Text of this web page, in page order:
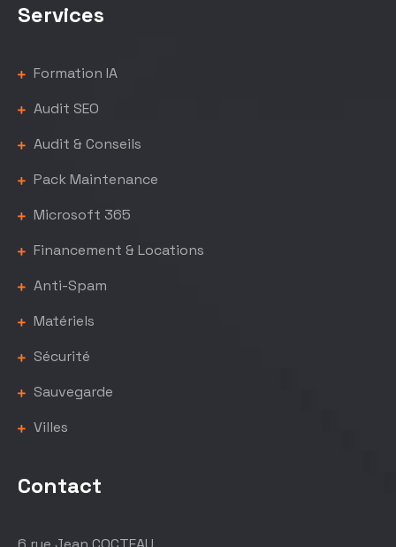
Services
Formation IA
Audit SEO
Audit & Conseils
Pack Maintenance
Microsoft 365
Financement & Locations
Anti-Spam
Matériels
Sécurité
Sauvegarde
Villes
Contact